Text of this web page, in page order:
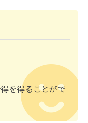
を得ることがで